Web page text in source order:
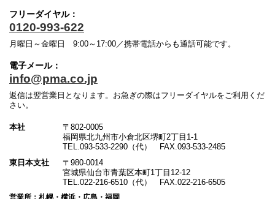
フリーダイヤル：
0120-993-622
月曜日～金曜日 9:00～17:00／携帯電話からも通話可能です。
電子メール：
info@pma.co.jp
返信は翌営業日となります。お急ぎの際はフリーダイヤルをご利用くだ
さい。
本社
〒802-0005
福岡県北九州市小倉北区堺町2丁目1-1
TEL.093-533-2290（代） FAX.093-533-2485
東日本支社
〒980-0014
宮城県仙台市青葉区本町1丁目12-12
TEL.022-216-6510（代） FAX.022-216-6505
営業所：札幌・横浜・広島・福岡